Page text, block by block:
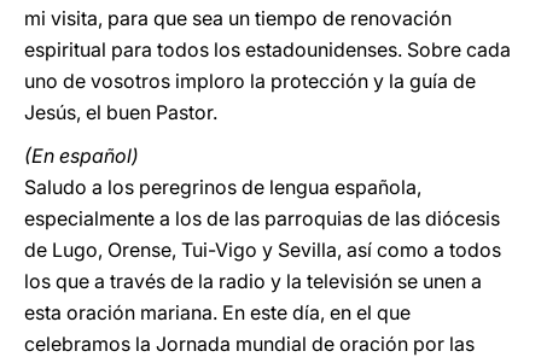
mi visita, para que sea un tiempo de renovación
espiritual para todos los estadounidenses. Sobre cada
uno de vosotros imploro la protección y la guía de
Jesús, el buen Pastor.
(En español)
Saludo a los peregrinos de lengua española,
especialmente a los de las parroquias de las diócesis
de Lugo, Orense, Tui-Vigo y Sevilla, así como a todos
los que a través de la radio y la televisión se unen a
esta oración mariana. En este día, en el que
celebramos la Jornada mundial de oración por las